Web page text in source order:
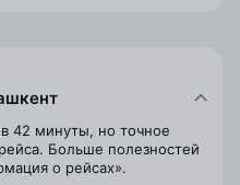
42 минуты, но точное
Больше полезностей
о рейсах».